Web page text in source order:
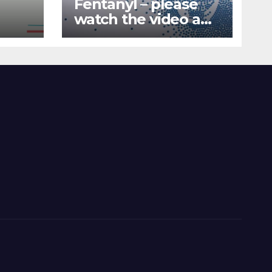
Fentanyl – please
watch the video and
share it